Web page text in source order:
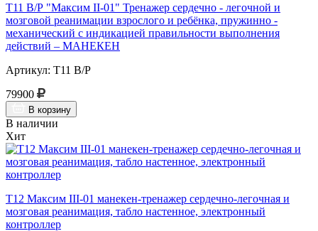
Т11 В/Р "Максим II-01" Тренажер сердечно - легочной и
мозговой реанимации взрослого и ребёнка, пружинно -
механический с индикацией правильности выполнения
действий – МАНЕКЕН
Артикул: Т11 В/Р
79900
В корзину
В наличии
Хит
Т12 Максим III-01 манекен-тренажер сердечно-легочная и
мозговая реанимация, табло настенное, электронный
контроллер